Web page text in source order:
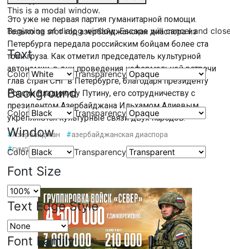
This is a modal window.
Beginning of dialog window. Escape will cancel and
Text
Color Transparency
Background
Color Transparency
Window
Color Transparency
Font Size
Text Edge Style
Font Family
Это уже не первая партия гуманитарной помощи.
Только за этот год азербайджанская диаспора из
Петербурга передала российским бойцам более ста
тонн груза. Как отметил председатель культурной
автономии, в дни проведения неформальной встречи
глав стран СНГ в Петербурге, благодаря президенту
России Владимиру Путину, его сотрудничеству с
президентом Азербайджана Ильхамом Алиевым,
укрепляются культурные связи двух народов.
#Азербайджан #азербайджанская диаспора
#гумпомощь